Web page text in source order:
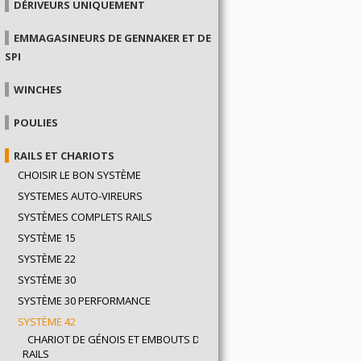
DÉRIVEURS UNIQUEMENT
EMMAGASINEURS DE GENNAKER ET DE
SPI
WINCHES
POULIES
RAILS ET CHARIOTS
CHOISIR LE BON SYSTÈME
SYSTEMES AUTO-VIREURS
SYSTÈMES COMPLETS RAILS
SYSTÈME 15
SYSTÈME 22
SYSTÈME 30
SYSTÈME 30 PERFORMANCE
SYSTÈME 42
CHARIOT DE GÉNOIS ET EMBOUTS DE
RAILS